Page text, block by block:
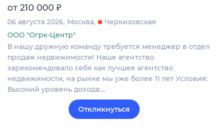
от 210 000 ₽
06 августа 2026 Москва
Черкизовская
ООО "Огрк-Центр"
В нашу дружную команду требуется менеджер в отдел
продаж недвижимости! Наше агентство
зарекомендовало себя как лучшее агентство
недвижимости, на рынке мы уже более 11 лет Условия:
Высокий уровень дохода:…
Откликнуться